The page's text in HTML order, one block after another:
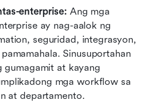
enterprise: Ang mga
ay nag-aalok ng
seguridad, integrasyon,
Sinusuportahan
gumagamit at kayang
mga workflow sa
at departamento.